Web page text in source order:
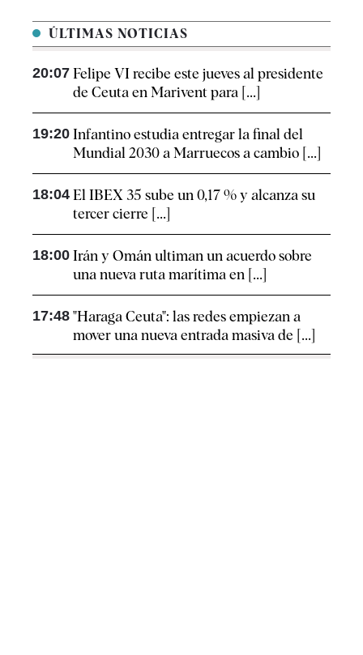
ÚLTIMAS NOTICIAS
20:07 Felipe VI recibe este jueves al presidente
de Ceuta en Marivent para [...]
19:20 Infantino estudia entregar la final del
Mundial 2030 a Marruecos a cambio [...]
18:04 El IBEX 35 sube un 0,17 % y alcanza su
tercer cierre [...]
18:00 Irán y Omán ultiman un acuerdo sobre
una nueva ruta marítima en [...]
17:48 "Haraga Ceuta": las redes empiezan a
mover una nueva entrada masiva de [...]